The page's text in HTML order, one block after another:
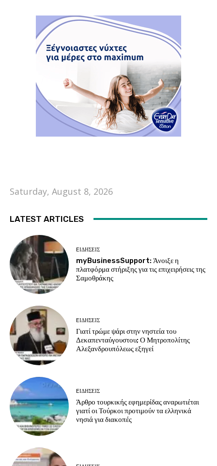
Saturday, August 8, 2026
LATEST ARTICLES
EΙΔΗΣΕΙΣ
myBusinessSupport: Άνοιξε η
πλατφόρμα στήριξης για τις επιχειρήσεις της
Σαμοθράκης
EΙΔΗΣΕΙΣ
Γιατί τρώμε ψάρι στην νηστεία του
Δεκαπενταύγουστου; Ο Μητροπολίτης
Αλεξανδρουπόλεως εξηγεί
EΙΔΗΣΕΙΣ
Άρθρο τουρκικής εφημερίδας αναρωτιέται
γιατί οι Τούρκοι προτιμούν τα ελληνικά
νησιά για διακοπές